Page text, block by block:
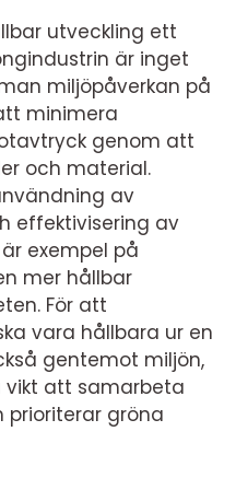
utveckling ett
är inget
miljöpåverkan på
minimera
genom att
och material.
av
effektivisering av
exempel på
mer hållbar
För att
vara hållbara ur en
gentemot miljön,
att samarbeta
prioriterar gröna